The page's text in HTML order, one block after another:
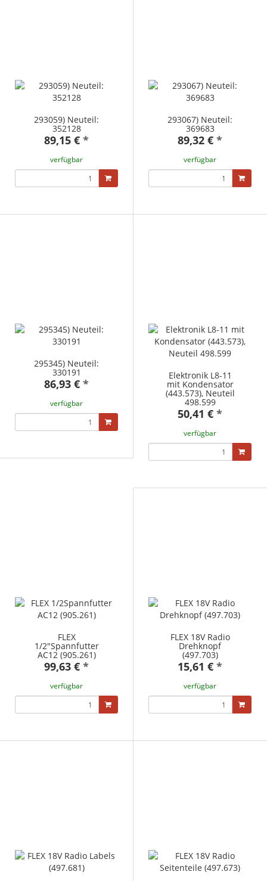
293059) Neuteil:
352128
89,15 € *
verfügbar
293067) Neuteil:
369683
89,32 € *
verfügbar
295345) Neuteil:
330191
86,93 € *
verfügbar
Elektronik L8-11
mit Kondensator
(443.573), Neuteil
498.599
50,41 € *
verfügbar
FLEX
1/2"Spannfutter
AC12 (905.261)
99,63 € *
verfügbar
FLEX 18V Radio
Drehknopf
(497.703)
15,61 € *
verfügbar